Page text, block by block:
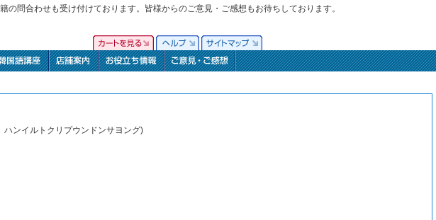
問合わせも受け付けております。皆様からのご意見・ご感想もお待ちしております。
ンイルトクリプウンドンサヨング)